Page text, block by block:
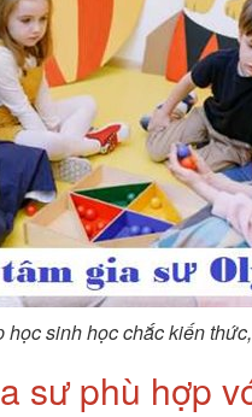
sinh học chắc kiến
sư phù hợp